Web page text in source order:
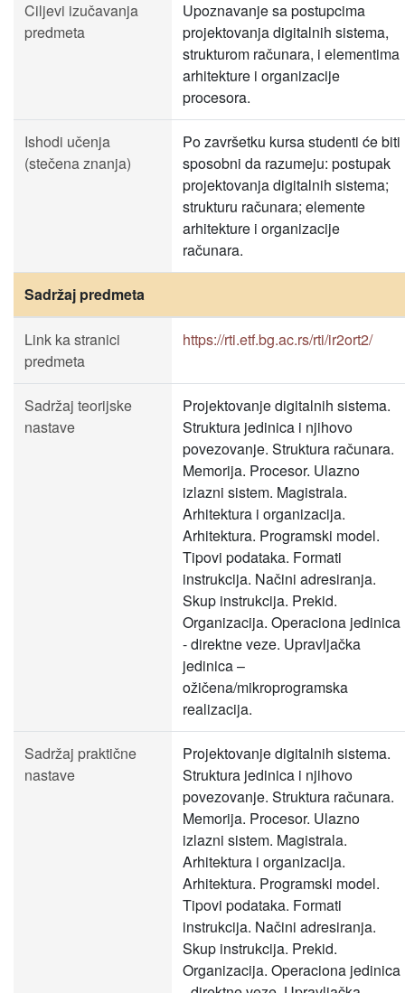
Ciljevi izučavanja
predmeta
Upoznavanje sa postupcima
projektovanja digitalnih sistema,
strukturom računara, i elementima
arhitekture i organizacije
procesora.
Ishodi učenja
(stečena znanja)
Po završetku kursa studenti će biti
sposobni da razumeju: postupak
projektovanja digitalnih sistema;
strukturu računara; elemente
arhitekture i organizacije
računara.
Sadržaj predmeta
Link ka stranici
predmeta
https://rti.etf.bg.ac.rs/rti/ir2ort2/
Sadržaj teorijske
nastave
Projektovanje digitalnih sistema.
Struktura jedinica i njihovo
povezovanje. Struktura računara.
Memorija. Procesor. Ulazno
izlazni sistem. Magistrala.
Arhitektura i organizacija.
Arhitektura. Programski model.
Tipovi podataka. Formati
instrukcija. Načini adresiranja.
Skup instrukcija. Prekid.
Organizacija. Operaciona jedinica
- direktne veze. Upravljačka
jedinica –
ožičena/mikroprogramska
realizacija.
Sadržaj praktične
nastave
Projektovanje digitalnih sistema.
Struktura jedinica i njihovo
povezovanje. Struktura računara.
Memorija. Procesor. Ulazno
izlazni sistem. Magistrala.
Arhitektura i organizacija.
Arhitektura. Programski model.
Tipovi podataka. Formati
instrukcija. Načini adresiranja.
Skup instrukcija. Prekid.
Organizacija. Operaciona jedinica